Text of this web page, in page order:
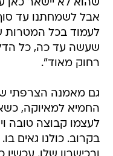
אבל לשמחתנו עד סוף
לעמוד בכל המטרות
שעשה עד כה, כל
רחוק מאוד".
גם מאמנה הצרפתי
החמיא למאיוקה,
לעצמו קבוצה טובה
בקרוב. כולנו גאים